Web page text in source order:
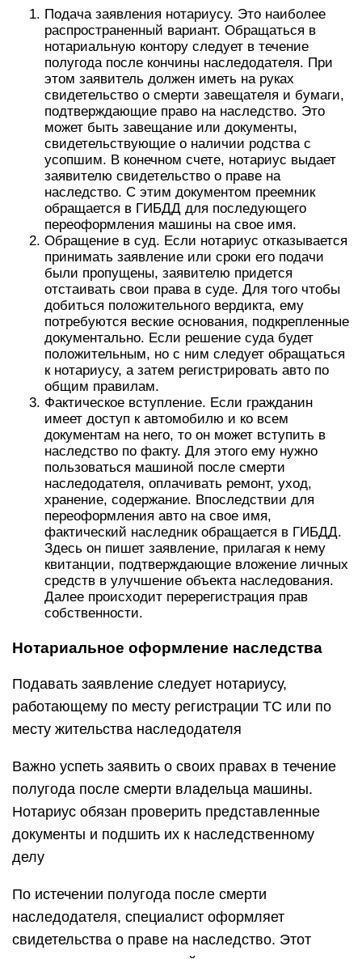
Подача заявления нотариусу. Это наиболее
распространенный вариант. Обращаться в
нотариальную контору следует в течение
полугода после кончины наследодателя. При
этом заявитель должен иметь на руках
свидетельство о смерти завещателя и бумаги,
подтверждающие право на наследство. Это
может быть завещание или документы,
свидетельствующие о наличии родства с
усопшим. В конечном счете, нотариус выдает
заявителю свидетельство о праве на
наследство. С этим документом преемник
обращается в ГИБДД для последующего
переоформления машины на свое имя.
Обращение в суд. Если нотариус отказывается
принимать заявление или сроки его подачи
были пропущены, заявителю придется
отстаивать свои права в суде. Для того чтобы
добиться положительного вердикта, ему
потребуются веские основания, подкрепленные
документально. Если решение суда будет
положительным, но с ним следует обращаться
к нотариусу, а затем регистрировать авто по
общим правилам.
Фактическое вступление. Если гражданин
имеет доступ к автомобилю и ко всем
документам на него, то он может вступить в
наследство по факту. Для этого ему нужно
пользоваться машиной после смерти
наследодателя, оплачивать ремонт, уход,
хранение, содержание. Впоследствии для
переоформления авто на свое имя,
фактический наследник обращается в ГИБДД.
Здесь он пишет заявление, прилагая к нему
квитанции, подтверждающие вложение личных
средств в улучшение объекта наследования.
Далее происходит перерегистрация прав
собственности.
Нотариальное оформление наследства
Подавать заявление следует нотариусу,
работающему по месту регистрации ТС или по
месту жительства наследодателя
Важно успеть заявить о своих правах в течение
полугода после смерти владельца машины.
Нотариус обязан проверить представленные
документы и подшить их к наследственному
делу
По истечении полугода после смерти
наследодателя, специалист оформляет
свидетельства о праве на наследство. Этот